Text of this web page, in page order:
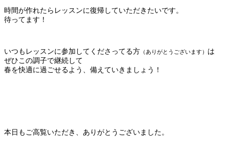
時間が作れたらレッスンに復帰していただきたいです。
待ってます！
いつもレッスンに参加してくださってる方 （ありがとうございます） は
ぜひこの調子で継続して
春を快適に過ごせるよう、備えていきましょう！
本日もご高覧いただき、ありがとうございました。